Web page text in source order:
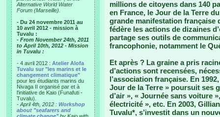
Alternative World Water
Forum (Marseille).
- Du 24 novembre 2011 au
10 avril 2012 - mission à
Tuvalu :
- From November 24th, 2011
to April 10th, 2012 - Mission
in Tuvalu :
- 4 avril 2012 : Atelier Alofa
Tuvalu sur "les marins et le
changement climatique"
pour les étudiants marins du
Nivaga II organisé par et à
l'initiative de Kaio (Funafuti -
Tuvalu).
- April 4th, 2012 : Workshop
about "seafarers and
millions de citoyens dans 140
en France, le Jour de la Terre
grande manifestation française
fédère les actions de dizaines
partage ses outils de
francophonie, notamment le
Et après ? La graine a pris
d’actions sont recensées,
l’association française. En
Jour de la Terre » poursuit ses
d’air », « Journée sans voiture
électricité », etc. En 2003,
Tuvalu*, s’investit dans un